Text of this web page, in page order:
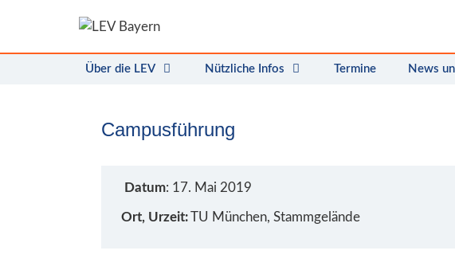
Über die LEV Nützliche Infos Termine News
Campusführung
Datum: 17. Mai 2019
Ort, Urzeit:TU München, Stammgelände